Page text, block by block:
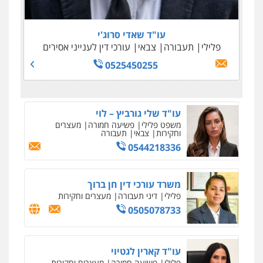
0509100397
עו"ד שאדי סרוג'י
פלילי
תעבורה צבאי
עורכי דין לענייני אסירים
0525450255
0545243703
עו"ד נדב גרינולד
פלילי תעבורה עורכי דין לענייני אסירים צבאי
0508848606
0538788878
עו"ד אסף דוק
סמים והימורים
חקירות ומעצרים
0526885006
עו"ד שלי גורביץ – לוי
משפט פלילי פשיעה חמורה מעצרים
וחקירות צבאי תעבורה
0544218336
משרד עורכי דין חן ברוך
פלילי דיני תעבורה מעצרים וחקירות
0505078733
עו"ד קארין לגטיוי